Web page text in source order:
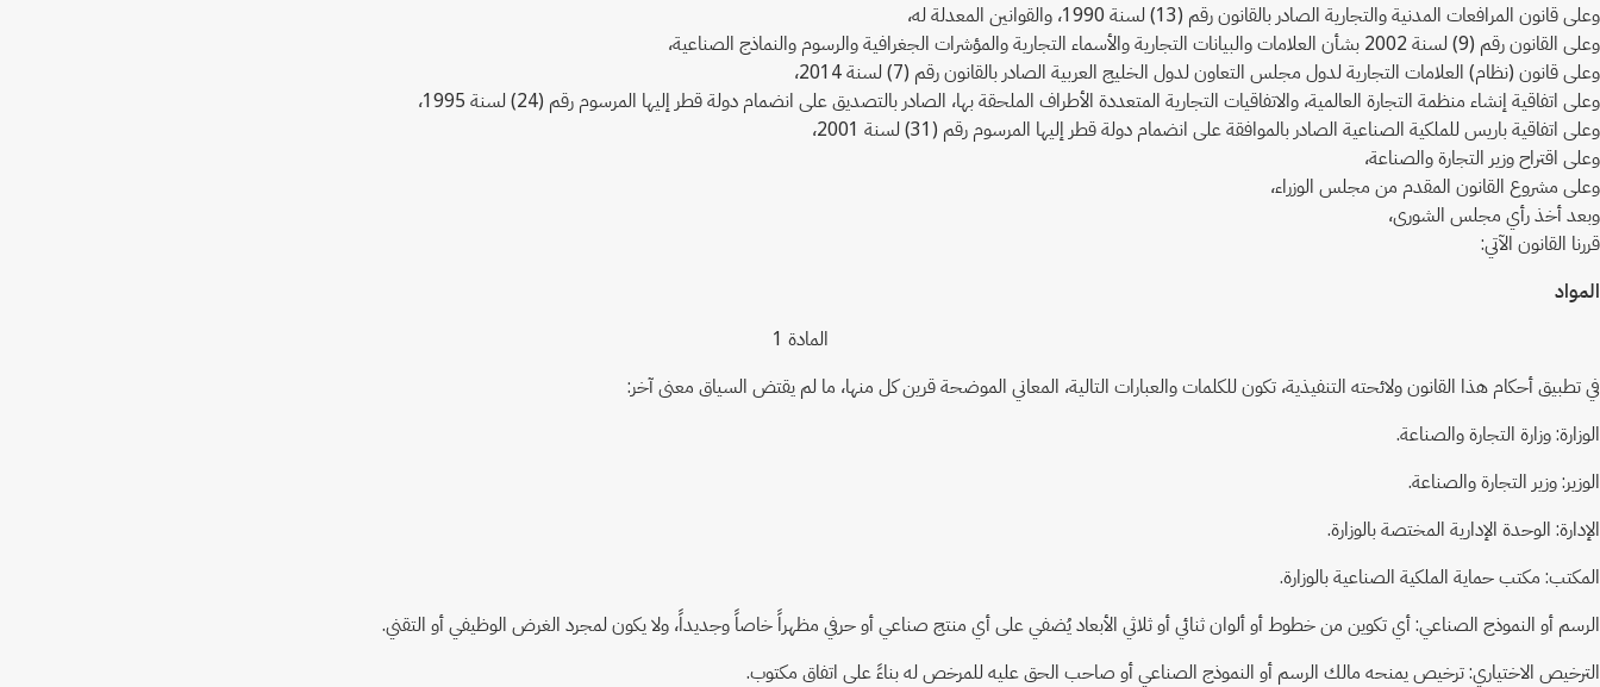
وعلى قانون المرافعات المدنية والتجارية الصادر بالقانون رقم (13) لسنة 1990، والقوانين المعدلة له،
وعلى القانون رقم (9) لسنة 2002 بشأن العلامات والبيانات التجارية والأسماء التجارية والمؤشرات الجغرافية والرسوم والنماذج الصناعية،
وعلى قانون (نظام) العلامات التجارية لدول مجلس التعاون لدول الخليج العربية الصادر بالقانون رقم (7) لسنة 2014،
وعلى اتفاقية إنشاء منظمة التجارة العالمية، والاتفاقيات التجارية المتعددة الأطراف الملحقة بها، الصادر بالتصديق على انضمام دولة قطر إليها المرسوم رقم (24) لسنة 1995،
وعلى اتفاقية باريس للملكية الصناعية الصادر بالموافقة على انضمام دولة قطر إليها المرسوم رقم (31) لسنة 2001،
وعلى اقتراح وزير التجارة والصناعة،
وعلى مشروع القانون المقدم من مجلس الوزراء،
وبعد أخذ رأي مجلس الشورى،
قررنا القانون الآتي:
المواد
المادة 1
في تطبيق أحكام هذا القانون ولائحته التنفيذية، تكون للكلمات والعبارات التالية، المعاني الموضحة قرين كل منها، ما لم يقتض السياق معنى آخر:
الوزارة: وزارة التجارة والصناعة.
الوزير: وزير التجارة والصناعة.
الإدارة: الوحدة الإدارية المختصة بالوزارة.
المكتب: مكتب حماية الملكية الصناعية بالوزارة.
الرسم أو النموذج الصناعي: أي تكوين من خطوط أو ألوان ثنائي أو ثلاثي الأبعاد يُضفي على أي منتج صناعي أو حرفي مظهراً خاصاً وجديداً، ولا يكون لمجرد الغرض الوظيفي أو التقني.
الترخيص الاختياري: ترخيص يمنحه مالك الرسم أو النموذج الصناعي أو صاحب الحق عليه للمرخص له بناءً على اتفاق مكتوب.